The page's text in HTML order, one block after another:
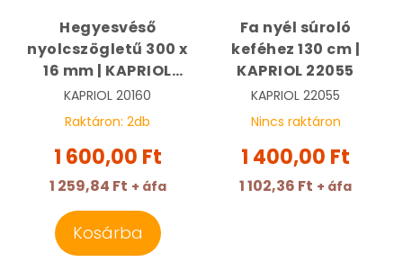
Hegyesvéső
nyolcszögletű 300 x
16 mm | KAPRIOL
20160
KAPRIOL 20160
Raktáron: 2db
1 600,00 Ft
1 259,84 Ft + áfa
Kosárba
Fa nyél súroló
keféhez 130 cm |
KAPRIOL 22055
KAPRIOL 22055
Nincs raktáron
1 400,00 Ft
1 102,36 Ft + áfa